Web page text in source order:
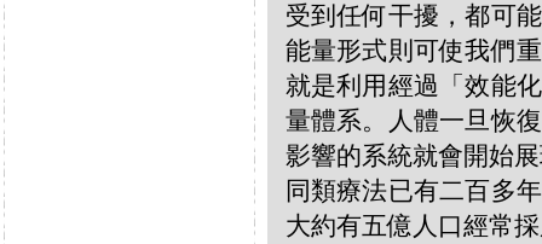
受到任何干擾，都可
能量形式則可使我們
就是利用經過「效能
量體系。人體一旦恢
影響的系統就會開始
同類療法已有二百多
大約有五億人口經常